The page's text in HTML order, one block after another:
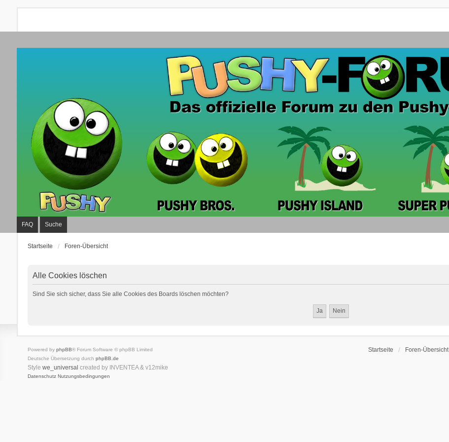
FAQ Suche
Startseite Foren-Übersicht
Alle Cookies löschen
Sind Sie sich sicher, dass Sie alle Cookies des Boards löschen möchten?
Startseite Foren-Übersicht
Powered by phpBB® Forum Software © phpBB Limited
Deutsche Übersetzung durch phpBB.de
Style we_universal created by INVENTEA & v12mike
Datenschutz Nutzungsbedingungen